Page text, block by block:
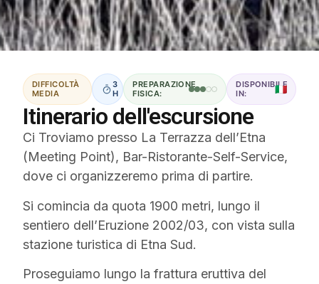
DIFFICOLTÀ
MEDIA
3
H
PREPARAZIONE
FISICA:
DISPONIBILE
IN:
🇮🇹
Itinerario dell'escursione
Ci Troviamo presso La Terrazza dell’Etna
(Meeting Point), Bar-Ristorante-Self-Service,
dove ci organizzeremo prima di partire.
Si comincia da quota 1900 metri, lungo il
sentiero dell’Eruzione 2002/03, con vista sulla
stazione turistica di Etna Sud.
Proseguiamo lungo la frattura eruttiva del